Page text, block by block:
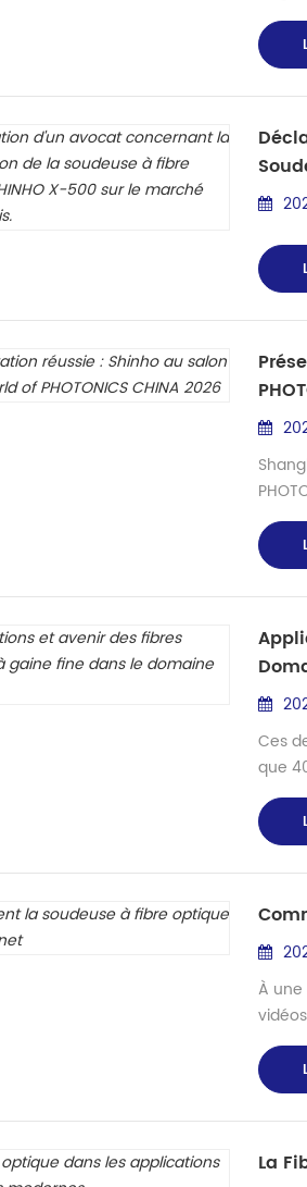
les
New
à cet
de
Ces
que
des
avec
À
La